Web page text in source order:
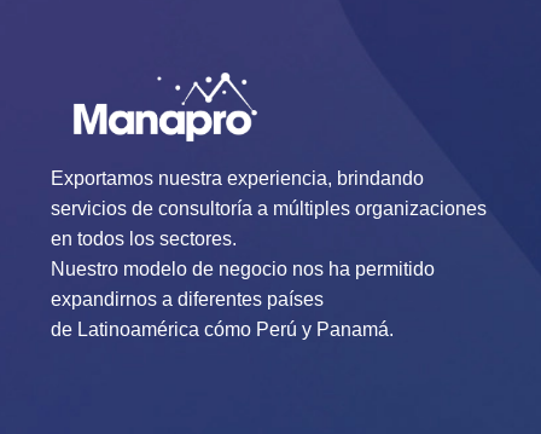
Exportamos nuestra experiencia, brindando
servicios de consultoría a múltiples organizaciones
en todos los sectores.
Nuestro modelo de negocio nos ha permitido
expandirnos a diferentes países
de Latinoamérica cómo Perú y Panamá.